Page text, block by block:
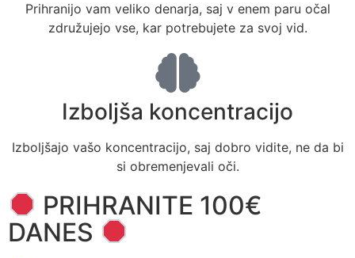
Prihranijo vam veliko denarja, saj v enem paru očal
združujejo vse, kar potrebujete za svoj vid.
Izboljša koncentracijo
Izboljšajo vašo koncentracijo, saj dobro vidite, ne da bi
si obremenjevali oči.
PRIHRANITE 100€
DANES